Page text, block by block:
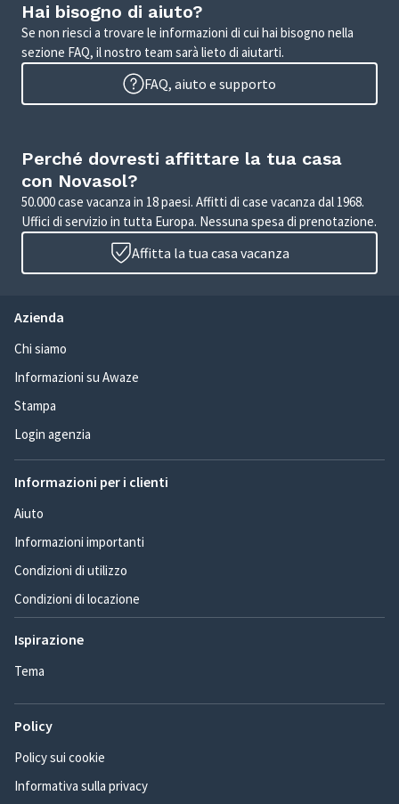
Hai bisogno di aiuto?
Se non riesci a trovare le informazioni di cui hai bisogno nella
sezione FAQ, il nostro team sarà lieto di aiutarti.
FAQ, aiuto e supporto
Perché dovresti affittare la tua casa
con Novasol?
50.000 case vacanza in 18 paesi. Affitti di case vacanza dal 1968.
Uffici di servizio in tutta Europa. Nessuna spesa di prenotazione.
Affitta la tua casa vacanza
Azienda
Chi siamo
Informazioni su Awaze
Stampa
Login agenzia
Informazioni per i clienti
Aiuto
Informazioni importanti
Condizioni di utilizzo
Condizioni di locazione
Ispirazione
Tema
Policy
Policy sui cookie
Informativa sulla privacy